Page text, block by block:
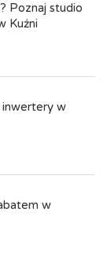
Poznaj studio
Kuźni
w
w